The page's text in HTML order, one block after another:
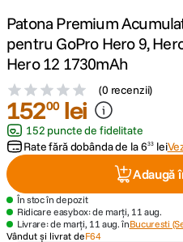
4. peak design
5. canon sx740 hs
6 lavaliera
card memorie
8. dji mic mini
dji osmo
Patona Premium
pentru GoPro Hero 9,
Hero 12 1730mAh
(0 recenzii)
15200 lei
152 puncte de fidelitate
Rate fără dobânda de la633 lei
Adaugă
În stoc în depozit
Ridicare easybox: de marți, 11 aug.
Livrare: de marți, 11 aug. înBucuresti
Vândut și livrat deF64